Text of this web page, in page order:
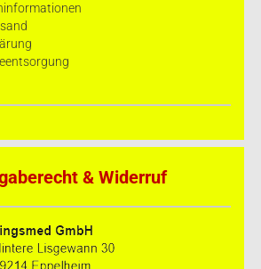
& Widerruf